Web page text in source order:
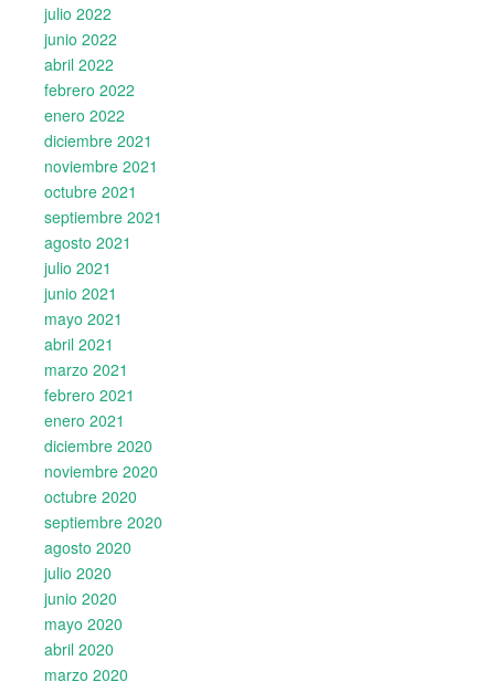
julio 2022
junio 2022
abril 2022
febrero 2022
enero 2022
diciembre 2021
noviembre 2021
octubre 2021
septiembre 2021
agosto 2021
julio 2021
junio 2021
mayo 2021
abril 2021
marzo 2021
febrero 2021
enero 2021
diciembre 2020
noviembre 2020
octubre 2020
septiembre 2020
agosto 2020
julio 2020
junio 2020
mayo 2020
abril 2020
marzo 2020